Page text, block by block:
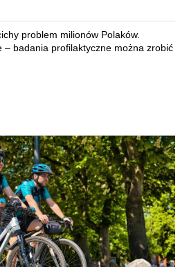
problem milionów Polaków.
– badania profilaktyczne można zrobić